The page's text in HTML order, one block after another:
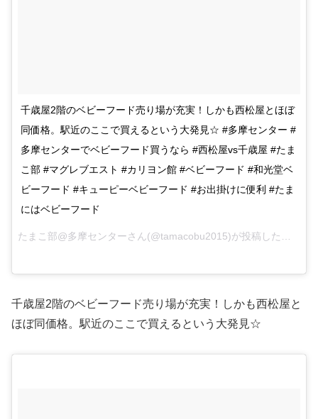
千歳屋2階のベビーフード売り場が充実！しかも西松屋とほぼ
同価格。駅近のここで買えるという大発見☆ #多摩センター #
多摩センターでベビーフード買うなら #西松屋vs千歳屋 #たま
こ部 #マグレブエスト #カリヨン館 #ベビーフード #和光堂ベ
ビーフード #キューピーベビーフード #お出掛けに便利 #たま
にはベビーフード
千歳屋2階のベビーフード売り場が充実！しかも西松屋と
ほぼ同価格。駅近のここで買えるという大発見☆